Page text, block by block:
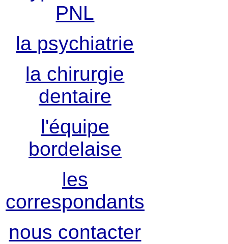
PNL
la psychiatrie
la chirurgie
dentaire
l'équipe
bordelaise
les
correspondants
nous contacter